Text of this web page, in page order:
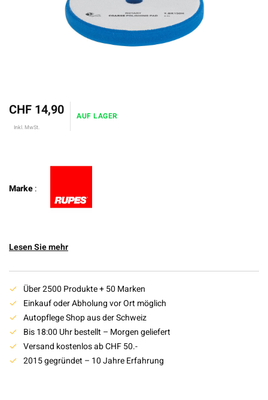
CHF 14,90
Inkl. MwSt.
AUF LAGER
Marke:
Lesen Sie mehr
Über 2500 Produkte + 50 Marken
Einkauf oder Abholung vor Ort möglich
Autopflege Shop aus der Schweiz
Bis 18:00 Uhr bestellt – Morgen geliefert
Versand kostenlos ab CHF 50.-
2015 gegründet – 10 Jahre Erfahrung